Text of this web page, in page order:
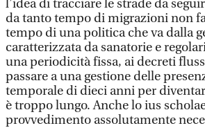
l’idea di tracciare le strade da
da tanto tempo di migrazioni non
tempo di una politica che va dalla
caratterizzata da sanatorie e
una periodicità fissa, ai decreti
passare a una gestione delle
temporale di dieci anni per
è troppo lungo. Anche lo ius
provvedimento assolutamente